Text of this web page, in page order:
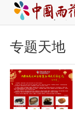
专题天地